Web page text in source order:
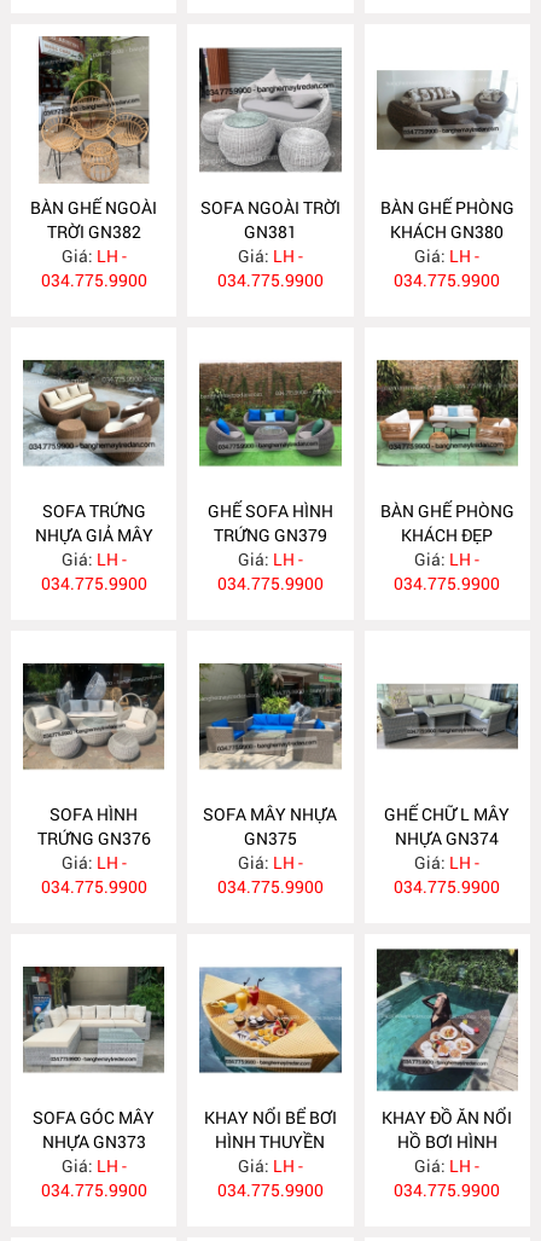
BÀN GHẾ NGOÀI
TRỜI GN382
Giá: LH -
034.775.9900
SOFA NGOÀI TRỜI
GN381
Giá: LH -
034.775.9900
BÀN GHẾ PHÒNG
KHÁCH GN380
Giá: LH -
034.775.9900
SOFA TRỨNG
NHỰA GIẢ MÂY
GN377
Giá: LH -
034.775.9900
GHẾ SOFA HÌNH
TRỨNG GN379
Giá: LH -
034.775.9900
BÀN GHẾ PHÒNG
KHÁCH ĐẸP
GN378
Giá: LH -
034.775.9900
SOFA HÌNH
TRỨNG GN376
Giá: LH -
034.775.9900
SOFA MÂY NHỰA
GN375
Giá: LH -
034.775.9900
GHẾ CHỮ L MÂY
NHỰA GN374
Giá: LH -
034.775.9900
SOFA GÓC MÂY
NHỰA GN373
Giá: LH -
034.775.9900
KHAY NỔI BỂ BƠI
HÌNH THUYỀN
K11V
Giá: LH -
034.775.9900
KHAY ĐỒ ĂN NỔI
HỒ BƠI HÌNH
THUYỀN K11N
Giá: LH -
034.775.9900